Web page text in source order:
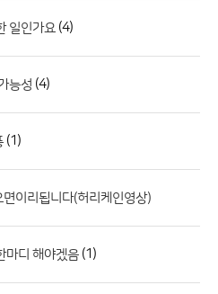
일인가요 (4)
능성 (4)
(1)
이리됩니다(허리케인영상)
마디 해야겠음 (1)